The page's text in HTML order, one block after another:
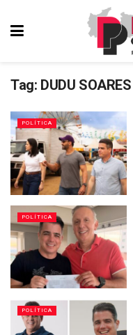
Tag: DUDU SOARES
POLÍTICA
POLÍTICA
POLÍTICA